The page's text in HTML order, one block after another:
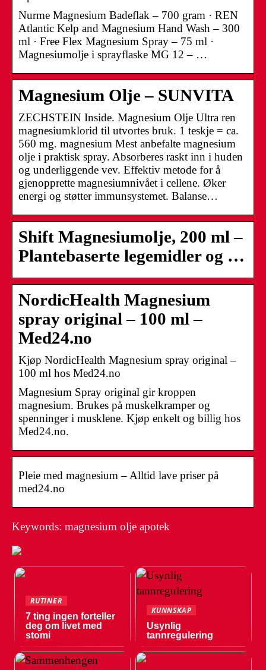
Nurme Magnesium Badeflak – 700 gram · REN
Atlantic Kelp and Magnesium Hand Wash – 300
ml · Free Flex Magnesium Spray – 75 ml ·
Magnesiumolje i sprayflaske MG 12 – …
Magnesium Olje – SUNVITA
ZECHSTEIN Inside. Magnesium Olje Ultra ren
magnesiumklorid til utvortes bruk. 1 teskje = ca.
560 mg. magnesium Mest anbefalte magnesium
olje i praktisk spray. Absorberes raskt inn i huden
og underliggende vev. Effektiv metode for å
gjenopprette magnesiumnivået i cellene. Øker
energi og støtter immunsystemet. Balanse…
Shift Magnesiumolje, 200 ml –
Plantebaserte legemidler og …
NordicHealth Magnesium
spray original – 100 ml –
Med24.no
Kjøp NordicHealth Magnesium spray original –
100 ml hos Med24.no
Magnesium Spray original gir kroppen
magnesium. Brukes på muskelkramper og
spenninger i musklene. Kjøp enkelt og billig hos
Med24.no.
Pleie med magnesium – Alltid lave priser på
med24.no
Keywords: magnesium olje apotek
RUTINER
7 ting ingen forteller
deg om livet med
stomi
KUNNSKAP
Usynlig
tannregulering